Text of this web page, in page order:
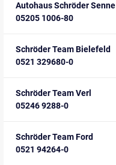
Autohaus Schröder Senne
05205 1006-80
Schröder Team Bielefeld
0521 329680-0
Schröder Team Verl
05246 9288-0
Schröder Team Ford
0521 94264-0